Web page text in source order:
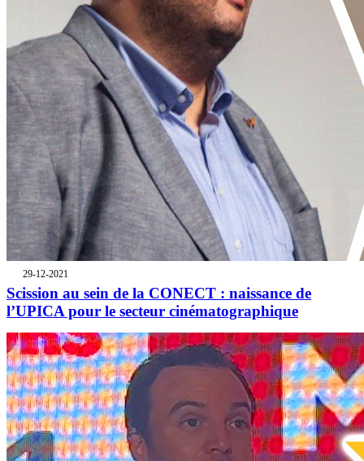
29-12-2021
Scission au sein de la CONECT : naissance de
l’UPICA pour le secteur cinématographique